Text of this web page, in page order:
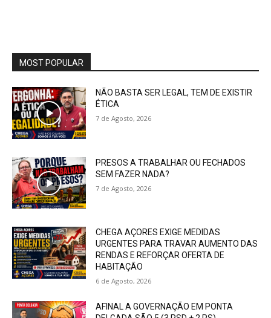
MOST POPULAR
NÃO BASTA SER LEGAL, TEM DE EXISTIR
ÉTICA
7 de Agosto, 2026
PRESOS A TRABALHAR OU FECHADOS
SEM FAZER NADA?
7 de Agosto, 2026
CHEGA AÇORES EXIGE MEDIDAS
URGENTES PARA TRAVAR AUMENTO DAS
RENDAS E REFORÇAR OFERTA DE
HABITAÇÃO
6 de Agosto, 2026
AFINAL A GOVERNAÇÃO EM PONTA